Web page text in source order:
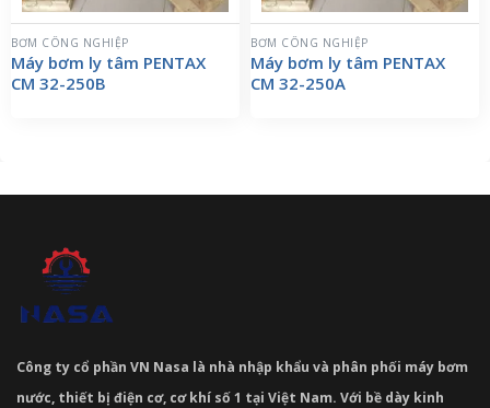
BƠM CÔNG NGHIỆP
Máy bơm ly tâm PENTAX
CM 32-250B
BƠM CÔNG NGHIỆP
Máy bơm ly tâm PENTAX
CM 32-250A
Công ty cổ phần VN Nasa là nhà nhập khẩu và phân phối máy bơm
nước, thiết bị điện cơ, cơ khí số 1 tại Việt Nam. Với bề dày kinh